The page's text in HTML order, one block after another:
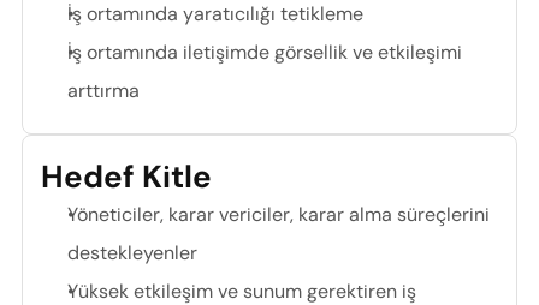
İş ortamında yaratıcılığı tetikleme
İş ortamında iletişimde görsellik ve etkileşimi
arttırma
Hedef Kitle
Yöneticiler, karar vericiler, karar alma süreçlerini
destekleyenler
Yüksek etkileşim ve sunum gerektiren iş